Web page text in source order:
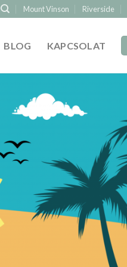
Mount Vinson Riverside
BLOG KAPCSOLAT